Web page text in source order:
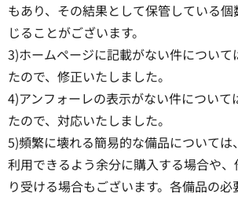
もあり、その結果として保管している
じることがございます。
3)ホームページに記載がない件について
たので、修正いたしました。
4)アンフォーレの表示がない件について
たので、対応いたしました。
5)頻繁に壊れる簡易的な備品については
利用できるよう余分に購入する場合や
り受ける場合もございます。各備品の